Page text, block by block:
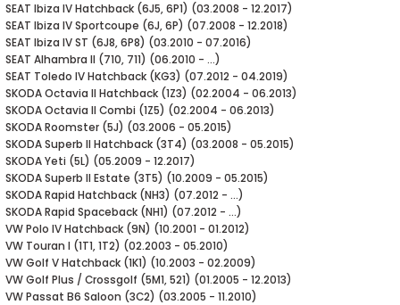
2002
2014
2018
SEAT Ibiza IV Hatchback (6J5, 6P1) (03.2008 - 12.2017)
SEAT Ibiza IV Sportcoupe (6J, 6P) (07.2008 - 12.2018)
SEAT Ibiza IV ST (6J8, 6P8) (03.2010 - 07.2016)
SEAT Alhambra II (710, 711) (06.2010 - ...)
SEAT Toledo IV Hatchback (KG3) (07.2012 - 04.2019)
SKODA Octavia II Hatchback (1Z3) (02.2004 - 06.2013)
SKODA Octavia II Combi (1Z5) (02.2004 - 06.2013)
SKODA Roomster (5J) (03.2006 - 05.2015)
SKODA Superb II Hatchback (3T4) (03.2008 - 05.2015)
SKODA Yeti (5L) (05.2009 - 12.2017)
SKODA Superb II Estate (3T5) (10.2009 - 05.2015)
SKODA Rapid Hatchback (NH3) (07.2012 - ...)
SKODA Rapid Spaceback (NH1) (07.2012 - ...)
VW Polo IV Hatchback (9N) (10.2001 - 01.2012)
VW Touran I (1T1, 1T2) (02.2003 - 05.2010)
VW Golf V Hatchback (1K1) (10.2003 - 02.2009)
VW Golf Plus / Crossgolf (5M1, 521) (01.2005 - 12.2013)
VW Passat B6 Saloon (3C2) (03.2005 - 11.2010)